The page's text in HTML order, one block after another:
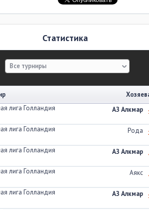
Статистика
Все турниры
лига Голландия АЗ Алкмар
лига Голландия Рода
лига Голландия АЗ Алкмар
лига Голландия Аякс
лига Голландия АЗ Алкмар